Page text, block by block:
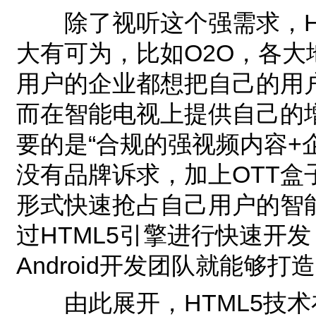
除了视听这个强需求，
大有可为，比如O2O，各
用户的企业都想把自己的
而在智能电视上提供自己的
要的是“合规的强视频内容+
没有品牌诉求，加上OTT盒
形式快速抢占自己用户的
过HTML5引擎进行快速开
Android开发团队就能够打
由此展开，HTML5技术